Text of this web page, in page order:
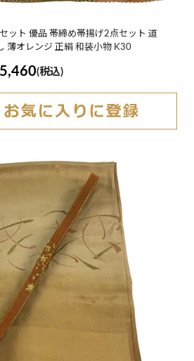
ット 優品 帯締め帯揚げ2点セット 道
薄オレンジ 正絹 和装小物 K30
5,460(税込)